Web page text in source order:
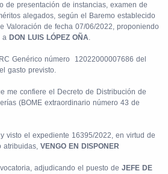
de presentación de instancias, examen de
alegados, según el Baremo establecido
Valoración de fecha 07/06/2022, proponiendo
a DON LUIS LÓPEZ OÑA.
Genérico número
12022000007686 del
gasto previsto.
me confiere el Decreto de Distribución de
(BOME extraordinario número 43 de
visto el expediente 16395/2022, en virtud de
atribuidas, VENGO EN DISPONER
adjudicando el puesto de JEFE DE